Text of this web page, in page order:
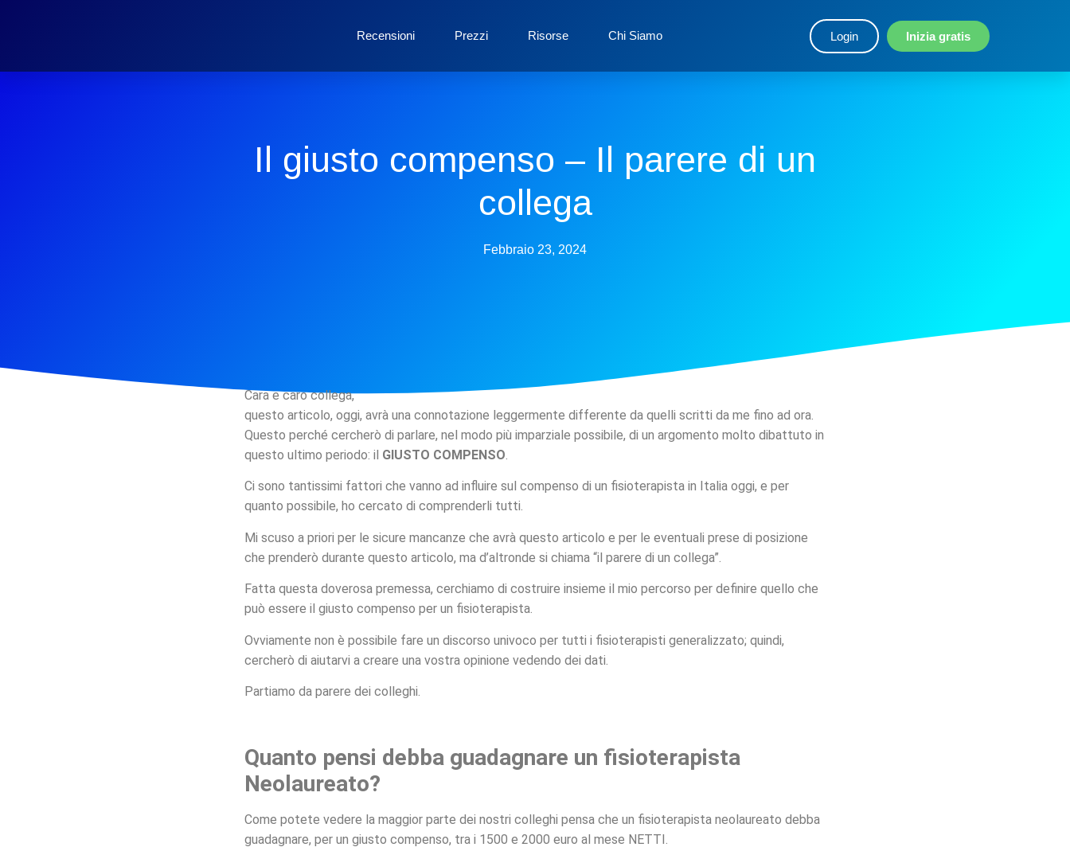
Recensioni Prezzi Risorse Chi Siamo Login Inizia gratis
Il giusto compenso – Il parere di un
collega
Febbraio 23, 2024
Cara e caro collega,
questo articolo, oggi, avrà una connotazione leggermente differente da quelli scritti da me fino ad ora.
Questo perché cercherò di parlare, nel modo più imparziale possibile, di un argomento molto dibattuto in
questo ultimo periodo: il GIUSTO COMPENSO.
Ci sono tantissimi fattori che vanno ad influire sul compenso di un fisioterapista in Italia oggi, e per
quanto possibile, ho cercato di comprenderli tutti.
Mi scuso a priori per le sicure mancanze che avrà questo articolo e per le eventuali prese di posizione
che prenderò durante questo articolo, ma d’altronde si chiama “il parere di un collega”.
Fatta questa doverosa premessa, cerchiamo di costruire insieme il mio percorso per definire quello che
può essere il giusto compenso per un fisioterapista.
Ovviamente non è possibile fare un discorso univoco per tutti i fisioterapisti generalizzato; quindi,
cercherò di aiutarvi a creare una vostra opinione vedendo dei dati.
Partiamo da parere dei colleghi.
Quanto pensi debba guadagnare un fisioterapista
Neolaureato?
Come potete vedere la maggior parte dei nostri colleghi pensa che un fisioterapista neolaureato debba
guadagnare, per un giusto compenso, tra i 1500 e 2000 euro al mese NETTI.